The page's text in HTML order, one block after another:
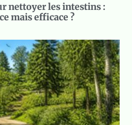
nettoyer les intestins :
mais efficace ?